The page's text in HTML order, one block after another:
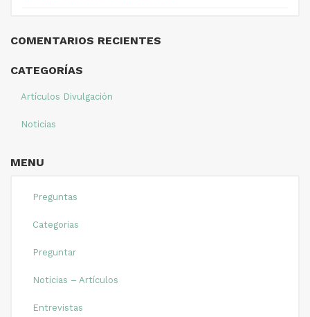
COMENTARIOS RECIENTES
CATEGORÍAS
Artículos Divulgación
Noticias
MENU
Preguntas
Categorias
Preguntar
Noticias – Artículos
Entrevistas